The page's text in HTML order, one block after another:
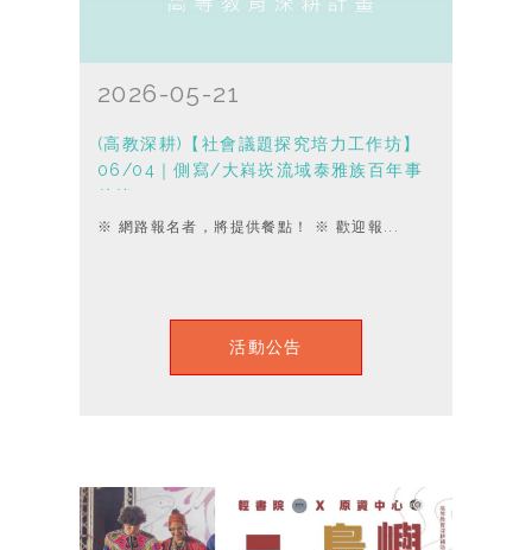
2026-05-21
(高教深耕)【社會議題探究培力工作坊】
06/04｜側寫/大嵙崁流域泰雅族百年事
件簿
※ 網路報名者，將提供餐點！ ※ 歡迎報...
活動公告